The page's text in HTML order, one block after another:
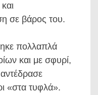
σε βάρος του.
πολλαπλά
και με σφυρί,
αντέδρασε
«στα τυφλά».